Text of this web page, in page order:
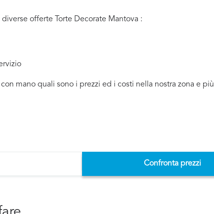
offerte Torte Decorate Mantova :
mano quali sono i prezzi ed i costi nella nostra zona e
Confronta prezzi